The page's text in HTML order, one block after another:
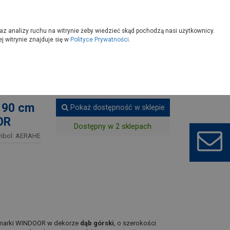
cm
AERAHE
Pokaż dostępność w sklepie
Dostępny w 2 sklepach
WINDOOR w dekorze dąb górski, o szerokości
analizy ruchu na witrynie żeby wiedzieć skąd pochodzą nasi użytkownicy.
witrynie znajduje się w Polityce Prywatności.